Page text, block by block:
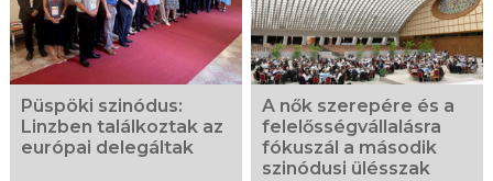
Püspöki szinódus:
Linzben találkoztak az
európai delegáltak
A nők szerepére és a
felelősségvállalásra
fókuszál a második
szinódusi ülésszak